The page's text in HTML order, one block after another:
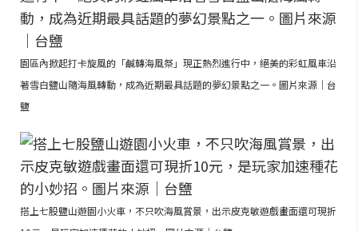
園區內掀起打卡旋風的「鹹轉海風祭」現正熱烈進行中，絕美的彩虹風車沿
著雪白鹽山隨海風轉動，成為近期最具話題的夢幻景點之一。圖片來源｜台
鹽
搭上七股鹽山遊園小火車，不只吹海風賞景，出示皮克敏遊戲畫面還可現折